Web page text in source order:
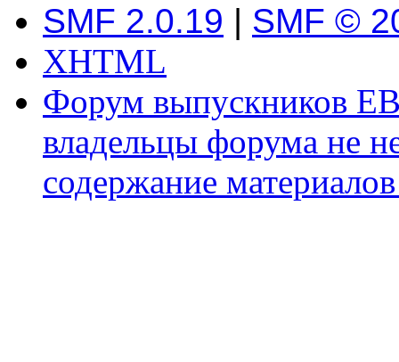
SMF 2.0.19 | SMF ©
XHTML
Форум выпускников
владельцы форума не
содержание